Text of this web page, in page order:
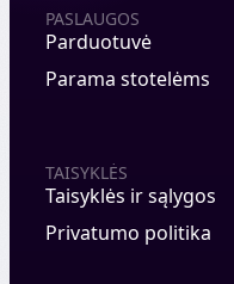
PASLAUGOS
Parduotuvė
Parama stotelėms
TAISYKLĖS
Taisyklės ir sąlygos
Privatumo politika